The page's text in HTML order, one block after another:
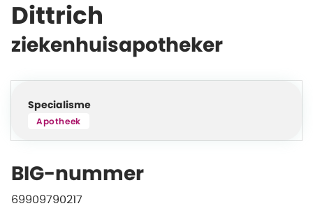
Dittrich
ziekenhuisapotheker
Specialisme
Apotheek
BIG-nummer
69909790217